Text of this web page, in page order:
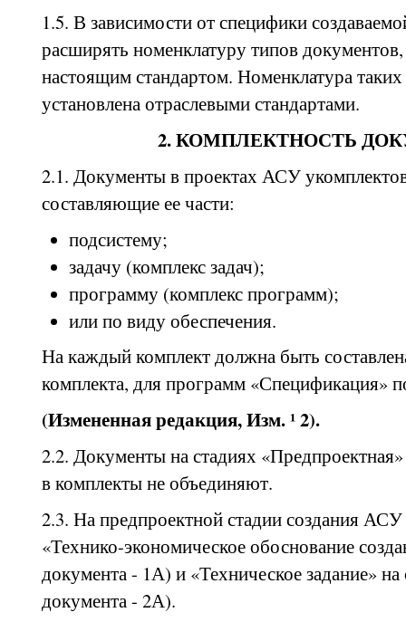
1.5. В зависимости от специфики
расширять номенклатуру типов
настоящим стандартом. Номенклатура
установлена отраслевыми стандартами.
2. КОМПЛЕКТНОСТЬ
2.1. Документы в проектах АСУ
составляющие ее части:
подсистему;
задачу (комплекс задач);
программу (комплекс программ);
или по виду обеспечения.
На каждый комплект должна быть
комплекта, для программ «Спецификация»
(Измененная редакция, Изм. ¹ 2).
2.2. Документы на стадиях
в комплекты не объединяют.
2.3. На предпроектной стадии создания
«Технико-экономическое обоснование
документа - 1А) и «Техническое задание»
документа - 2А).